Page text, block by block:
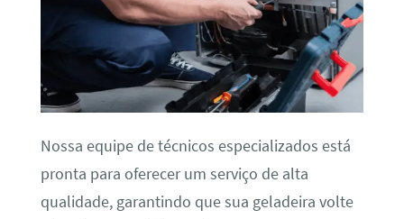
Nossa equipe de técnicos especializados está
pronta para oferecer um serviço de alta
qualidade, garantindo que sua geladeira volte